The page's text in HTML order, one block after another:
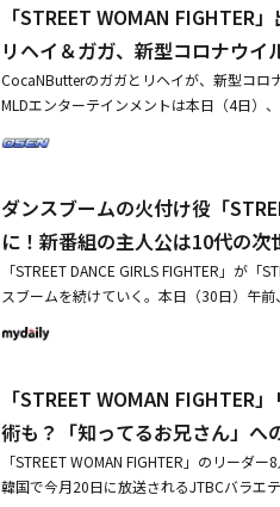
たちの素顔を大公開！約6ヶ月間の熾烈
発！ そんな彼女たちが到着した場所は、
ム・ギジュン、ポン・テギュ、ユン・ジ
したり、不慣れなことに苦労しながらも孤
ことのできなかった、和気あいあいとした雰囲気は必見！ スウパリーダ
特別な旅行をお見逃しなく。■番組情報「
本初放送・初配信☆Mnet Smart+では、本
サイト：https://mnetjp.com/
「STREET WOMAN
リヘイ＆ガガ、新型コロナウイ
CocaNButterのガガとリヘイが、新型コロ
MLDエンターテインメントは本日（4日）
日にPCR検査を通じて最終的に陽性判定
中断し、防疫当局の指針に伴った措置を取
R」に出演して人気を博したダンスクルー
約を締結した。【MLDエンターテインメン
ーティストCocaNButterのガガとリヘイ
日、リヘイは4日にPCR検査を通じて最終
も2回目のワクチン接種を完了しており、
て申し訳ありません。ありがとうございま
ダンスブームの火付け役「
に！新番組の主人公は10代の次
「STREET DANCE GIRLS FIGHTER」が
スブームを続けていく。本日（30日）午前
ンプロデューサー、ダンサーのリジョン
G）、Aiki（Hook）、Wanna One出身のカ
TER」は、韓国最高の女子高生ダンスクル
知らせと同時に、K-ダンスブームの中心で
ら絶大なる関心を集めている。この日、
ANCE GIRLS FIGHTER』は10代たちがダ
「STREET WOMAN FIGHTER
術も？「知ってるお兄さん」へ
「STREET WOMAN FIGHTER」のリーダ
韓国で今月20日に放送されるJTBCバラエ